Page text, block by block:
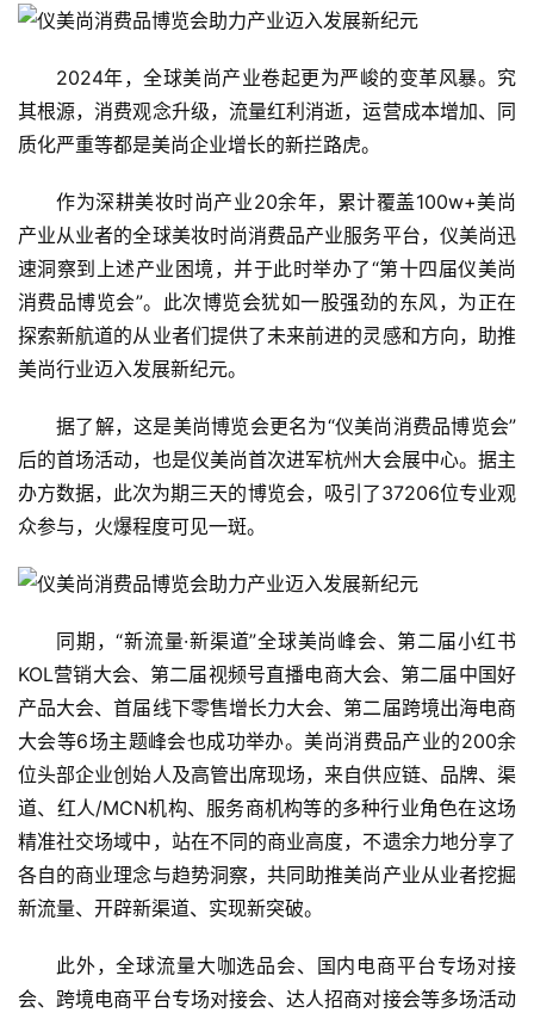
2024年，全球美尚产业卷起更为严峻的变革风暴。究
其根源，消费观念升级，流量红利消逝，运营成本增加、同
质化严重等都是美尚企业增长的新拦路虎。
作为深耕美妆时尚产业20余年，累计覆盖100w+美尚
产业从业者的全球美妆时尚消费品产业服务平台，仪美尚迅
速洞察到上述产业困境，并于此时举办了“第十四届仪美尚
消费品博览会”。此次博览会犹如一股强劲的东风，为正在
探索新航道的从业者们提供了未来前进的灵感和方向，助推
美尚行业迈入发展新纪元。
据了解，这是美尚博览会更名为“仪美尚消费品博览会”
后的首场活动，也是仪美尚首次进军杭州大会展中心。据主
办方数据，此次为期三天的博览会，吸引了37206位专业观
众参与，火爆程度可见一斑。
同期，“新流量·新渠道”全球美尚峰会、第二届小红书
KOL营销大会、第二届视频号直播电商大会、第二届中国好
产品大会、首届线下零售增长力大会、第二届跨境出海电商
大会等6场主题峰会也成功举办。美尚消费品产业的200余
位头部企业创始人及高管出席现场，来自供应链、品牌、渠
道、红人/MCN机构、服务商机构等的多种行业角色在这场
精准社交场域中，站在不同的商业高度，不遗余力地分享了
各自的商业理念与趋势洞察，共同助推美尚产业从业者挖掘
新流量、开辟新渠道、实现新突破。
此外，全球流量大咖选品会、国内电商平台专场对接
会、跨境电商平台专场对接会、达人招商对接会等多场活动